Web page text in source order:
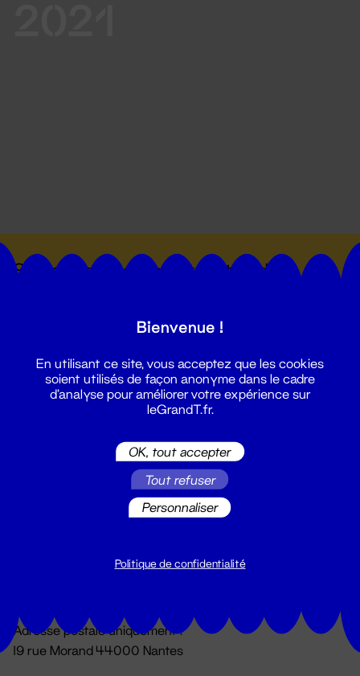
Suivez toutes les actualités du
Du lundi au vendredi 14h → 18h
Adresse postale uniquement :
19 rue Morand 44000 Nantes
Bienvenue !
En utilisant ce site, vous acceptez que les cookies
soient utilisés de façon anonyme dans le cadre
d'analyse pour améliorer votre expérience sur
leGrandT.fr.
OK, tout accepter
Tout refuser
Personnaliser
Politique de confidentialité